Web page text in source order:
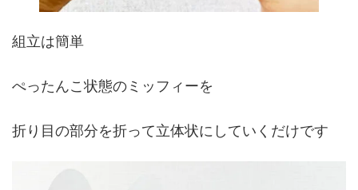
組立は簡単
ぺったんこ状態のミッフィーを
折り目の部分を折って立体状にしていくだけです